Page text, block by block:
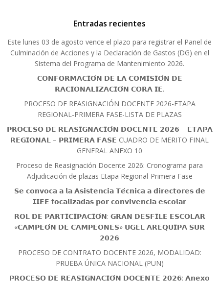
Entradas recientes
Este lunes 03 de agosto vence el plazo para registrar el Panel de
Culminación de Acciones y la Declaración de Gastos (DG) en el
Sistema del Programa de Mantenimiento 2026.
𝗖𝗢𝗡𝗙𝗢𝗥𝗠𝗔𝗖𝗜𝗢́𝗡 𝗗𝗘 𝗟𝗔 𝗖𝗢𝗠𝗜𝗦𝗜𝗢́𝗡 𝗗𝗘
𝗥𝗔𝗖𝗜𝗢𝗡𝗔𝗟𝗜𝗭𝗔𝗖𝗜𝗢́𝗡 𝗖𝗢𝗥𝗔 𝗜𝗘.
PROCESO DE REASIGNACIÓN DOCENTE 2026-ETAPA
REGIONAL-PRIMERA FASE-LISTA DE PLAZAS
𝗣𝗥𝗢𝗖𝗘𝗦𝗢 𝗗𝗘 𝗥𝗘𝗔𝗦𝗜𝗚𝗡𝗔𝗖𝗜𝗢́𝗡 𝗗𝗢𝗖𝗘𝗡𝗧𝗘 𝟮𝟬𝟮𝟲 – 𝗘𝗧𝗔𝗣𝗔
𝗥𝗘𝗚𝗜𝗢𝗡𝗔𝗟 – 𝗣𝗥𝗜𝗠𝗘𝗥𝗔 𝗙𝗔𝗦𝗘 CUADRO DE MERITO FINAL
GENERAL ANEXO 10
Proceso de Reasignación Docente 2026: Cronograma para
Adjudicación de plazas Etapa Regional-Primera Fase
𝗦𝗲 𝗰𝗼𝗻𝘃𝗼𝗰𝗮 𝗮 𝗹𝗮 𝗔𝘀𝗶𝘀𝘁𝗲𝗻𝗰𝗶𝗮 𝗧𝗲́𝗰𝗻𝗶𝗰𝗮 𝗮 𝗱𝗶𝗿𝗲𝗰𝘁𝗼𝗿𝗲𝘀 𝗱𝗲
𝗜𝗜𝗘𝗘 𝗳𝗼𝗰𝗮𝗹𝗶𝘇𝗮𝗱𝗮𝘀 𝗽𝗼𝗿 𝗰𝗼𝗻𝘃𝗶𝘃𝗲𝗻𝗰𝗶𝗮 𝗲𝘀𝗰𝗼𝗹𝗮𝗿
𝗥𝗢𝗟 𝗗𝗘 𝗣𝗔𝗥𝗧𝗜𝗖𝗜𝗣𝗔𝗖𝗜𝗢́𝗡: 𝗚𝗥𝗔𝗡 𝗗𝗘𝗦𝗙𝗜𝗟𝗘 𝗘𝗦𝗖𝗢𝗟𝗔𝗥
«𝗖𝗔𝗠𝗣𝗘𝗢́𝗡 𝗗𝗘 𝗖𝗔𝗠𝗣𝗘𝗢𝗡𝗘𝗦» 𝗨𝗚𝗘𝗟 𝗔𝗥𝗘𝗤𝗨𝗜𝗣𝗔 𝗦𝗨𝗥
𝟮𝟬𝟮𝟲
PROCESO DE CONTRATO DOCENTE 2026, MODALIDAD:
PRUEBA ÚNICA NACIONAL (PUN)
𝗣𝗥𝗢𝗖𝗘𝗦𝗢 𝗗𝗘 𝗥𝗘𝗔𝗦𝗜𝗚𝗡𝗔𝗖𝗜𝗢́𝗡 𝗗𝗢𝗖𝗘𝗡𝗧𝗘 𝟮𝟬𝟮𝟲: 𝗔𝗻𝗲𝘅𝗼